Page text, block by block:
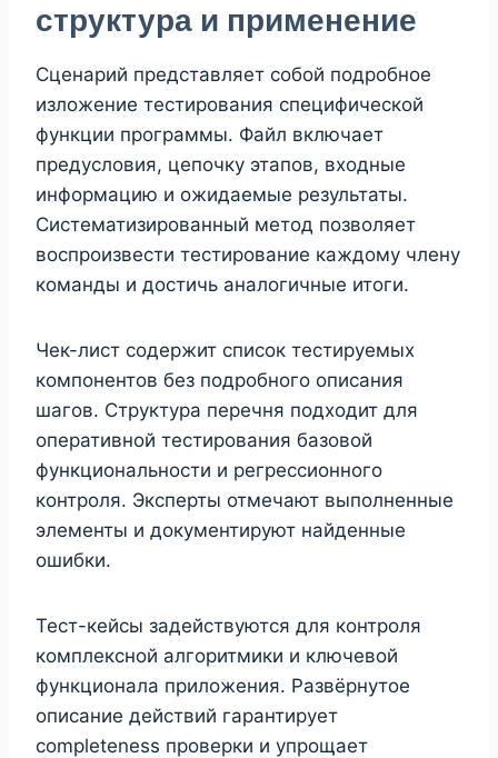
структура и применение
Сценарий представляет собой подробное
изложение тестирования специфической
функции программы. Файл включает
предусловия, цепочку этапов, входные
информацию и ожидаемые результаты.
Систематизированный метод позволяет
воспроизвести тестирование каждому члену
команды и достичь аналогичные итоги.
Чек-лист содержит список тестируемых
компонентов без подробного описания
шагов. Структура перечня подходит для
оперативной тестирования базовой
функциональности и регрессионного
контроля. Эксперты отмечают выполненные
элементы и документируют найденные
ошибки.
Тест-кейсы задействуются для контроля
комплексной алгоритмики и ключевой
функционала приложения. Развёрнутое
описание действий гарантирует
completeness проверки и упрощает